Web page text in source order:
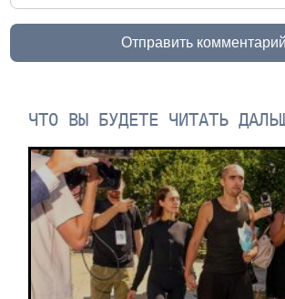
Отправить комментарий
ЧТО ВЫ БУДЕТЕ ЧИТАТЬ